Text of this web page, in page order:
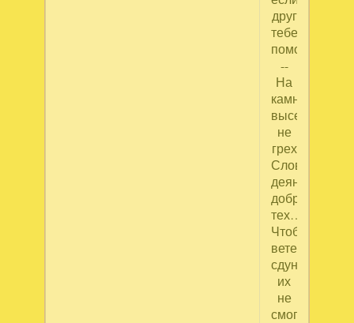
друг
тебе
помог
--
На
камне
высекать
не
грех
Слова
деяний,
добрых
тех…
Чтоб
ветер
сдунуть
их
не
смог!»